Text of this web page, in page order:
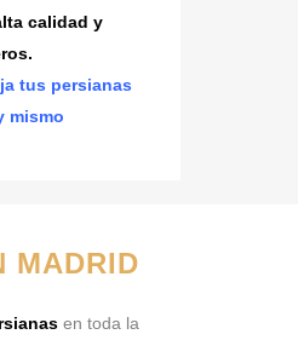
calidad y
tus persianas
mismo
MADRID
en toda la